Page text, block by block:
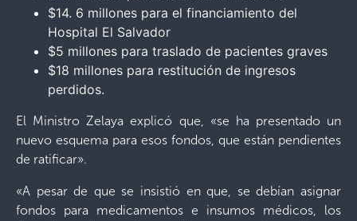
$14. 6 millones para el financiamiento del
Hospital El Salvador
$5 millones para traslado de pacientes graves
$18 millones para restitución de ingresos
perdidos.
El Ministro Zelaya explicó que, «se ha presentado un
nuevo esquema para esos fondos, que están pendientes
de ratificar».
«A pesar de que se insistió en que, se debían asignar
fondos para medicamentos e insumos médicos, los